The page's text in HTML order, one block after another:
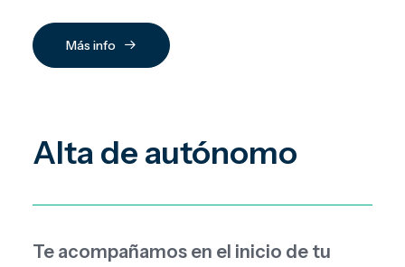
Más info
Alta de autónomo
Te acompañamos en el inicio de tu